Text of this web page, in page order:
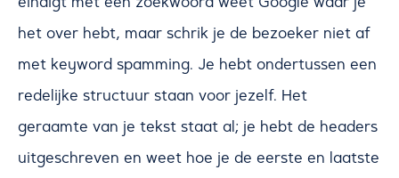
het over hebt, maar schrik je de bezoeker niet af
met keyword spamming. Je hebt ondertussen een
redelijke structuur staan voor jezelf. Het
geraamte van je tekst staat al; je hebt de headers
uitgeschreven en weet hoe je de eerste en laatste